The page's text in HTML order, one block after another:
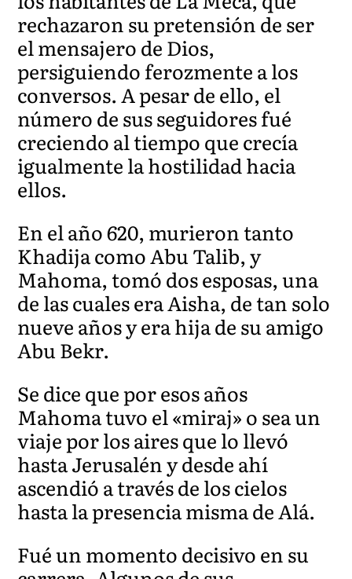
rechazaron su pretensión de ser
el mensajero de Dios,
persiguiendo ferozmente a los
conversos. A pesar de ello, el
número de sus seguidores fué
creciendo al tiempo que crecía
igualmente la hostilidad hacia
ellos.
En el año 620, murieron tanto
Khadija como Abu Talib, y
Mahoma, tomó dos esposas, una
de las cuales era Aisha, de tan solo
nueve años y era hija de su amigo
Abu Bekr.
Se dice que por esos años
Mahoma tuvo el «miraj» o sea un
viaje por los aires que lo llevó
hasta Jerusalén y desde ahí
ascendió a través de los cielos
hasta la presencia misma de Alá.
Fué un momento decisivo en su